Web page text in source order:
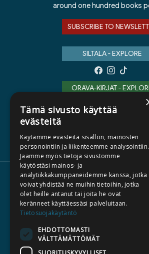
around one hundred books
SUBSCRIBE TO
SILTALA - EXPLORE
ORAVA-KIRJAT -
ABOUT US
AUTHORS
CATALOGUES
BECOME AN AUTHOR
Tämä sivusto käyttää
evästeitä
Käytämme evästeitä sisällön, mainosten
personointiin ja liikenteemme analysointiin.
Jaamme myös tietoja sivustomme
käytöstäsi mainos- ja
analytiikkakumppaneidemme kanssa, jotka
voivat yhdistää ne muihin tietoihin, jotka
olet heille antanut tai joita he ovat
keränneet käyttäessäsi palveluitaan.
Tietosuojakäytäntö
EHDOTTOMASTI
VÄLTTÄMÄTTÖMÄT